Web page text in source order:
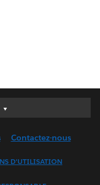
Contactez-nous
D'UTILISATION